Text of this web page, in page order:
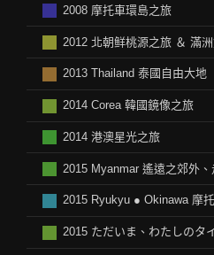
2008 摩托車環島之旅
2012 北朝鲜桃源之旅 ＆ 滿
2013 Thailand 泰國自由大地
2014 Corea 韓國鏡像之旅
2014 港澳星光之旅
2015 Myanmar 遙遠之郊外
2015 Ryukyu ● Okinawa 摩
2015 ただいま、わたしのタ